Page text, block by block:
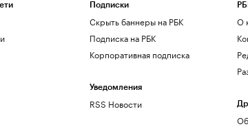
Подписки
Скрыть баннеры на РБК
Подписка на РБК
Корпоративная подписка
Уведомления
RSS Новости
О